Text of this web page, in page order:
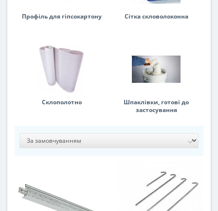
Профіль для гіпсокартону Сітка скловолоконна
Склополотно
Шпаклівки, готові до
застосування